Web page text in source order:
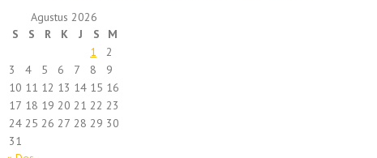
Agustus 2026
S
S R K J S
M
1
2
3
4 5 6 7 8
9
10 11 12 13 14 15 16
17 18 19 20 21 22 23
24 25 26 27 28 29 30
31